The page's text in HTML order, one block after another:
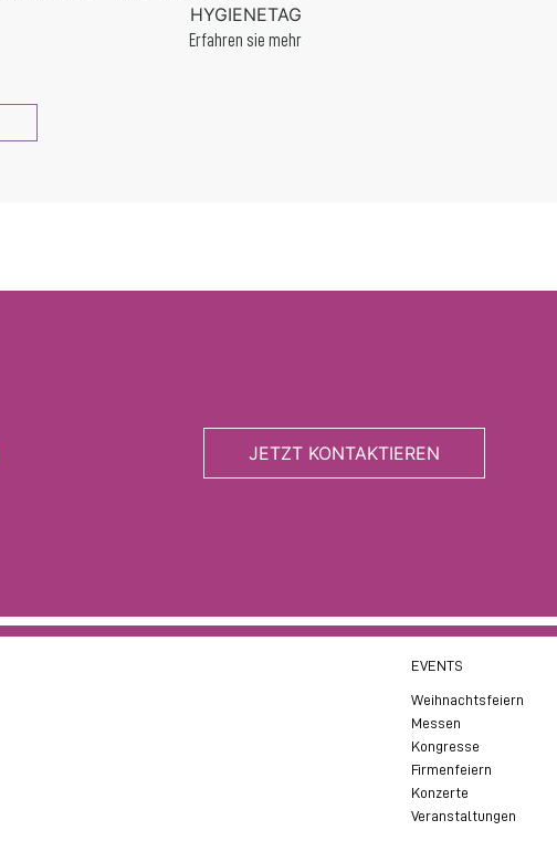
HYGIENETAG
Erfahren sie mehr
JETZT KONTAKTIEREN
EVENTS
Weihnachtsfeiern
Messen
Kongresse
Firmenfeiern
Konzerte
Veranstaltungen